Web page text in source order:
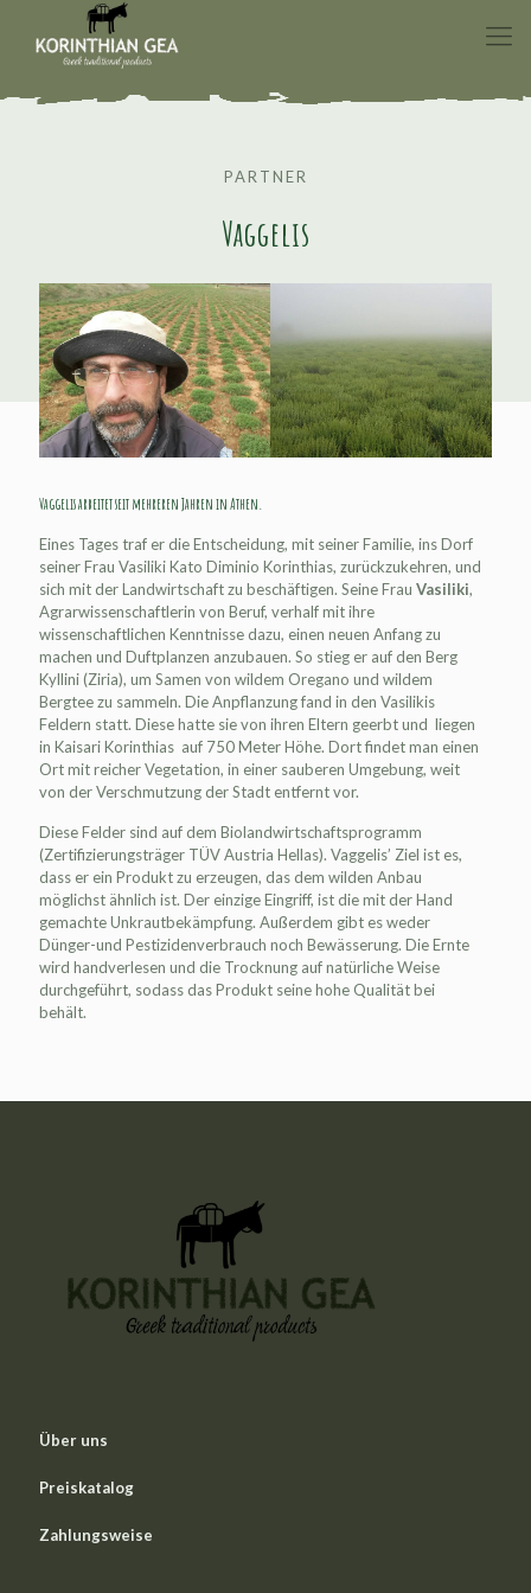
PARTNER
Vaggelis
Vaggelis arbeitet seit mehreren Jahren in Athen.
Eines Tages traf er die Entscheidung, mit seiner Familie, ins Dorf
seiner Frau Vasiliki Kato Diminio Korinthias, zurückzukehren, und
sich mit der Landwirtschaft zu beschäftigen. Seine Frau Vasiliki,
Agrarwissenschaftlerin von Beruf, verhalf mit ihre
wissenschaftlichen Kenntnisse dazu, einen neuen Anfang zu
machen und Duftplanzen anzubauen. So stieg er auf den Berg
Kyllini (Ziria), um Samen von wildem Oregano und wildem
Bergtee zu sammeln. Die Anpflanzung fand in den Vasilikis
Feldern statt. Diese hatte sie von ihren Eltern geerbt und liegen
in Kaisari Korinthias auf 750 Meter Höhe. Dort findet man einen
Ort mit reicher Vegetation, in einer sauberen Umgebung, weit
von der Verschmutzung der Stadt entfernt vor.
Diese Felder sind auf dem Biolandwirtschaftsprogramm
(Zertifizierungsträger TÜV Austria Hellas). Vaggelis’ Ziel ist es,
dass er ein Produkt zu erzeugen, das dem wilden Anbau
möglichst ähnlich ist. Der einzige Eingriff, ist die mit der Hand
gemachte Unkrautbekämpfung. Außerdem gibt es weder
Dünger-und Pestizidenverbrauch noch Bewässerung. Die Ernte
wird handverlesen und die Trocknung auf natürliche Weise
durchgeführt, sodass das Produkt seine hohe Qualität bei
behält.
Über uns
Preiskatalog
Zahlungsweise